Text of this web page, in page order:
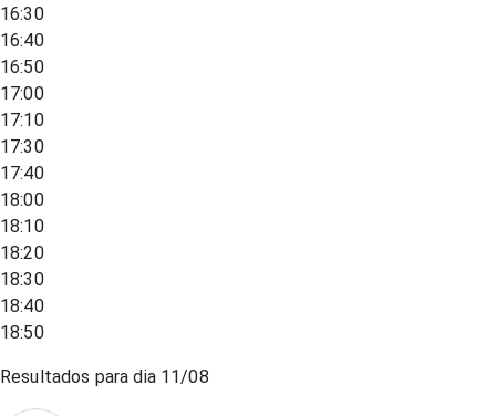
16:30
16:40
16:50
17:00
17:10
17:30
17:40
18:00
18:10
18:20
18:30
18:40
18:50
Resultados para dia 11/08